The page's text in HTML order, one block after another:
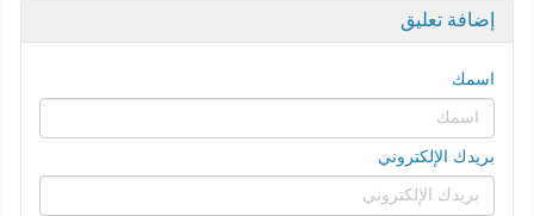
إضافة تعليق
اسمك
بريدك الإلكتروني